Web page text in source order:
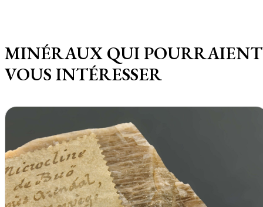
MINÉRAUX QUI POURRAIENT
VOUS INTÉRESSER